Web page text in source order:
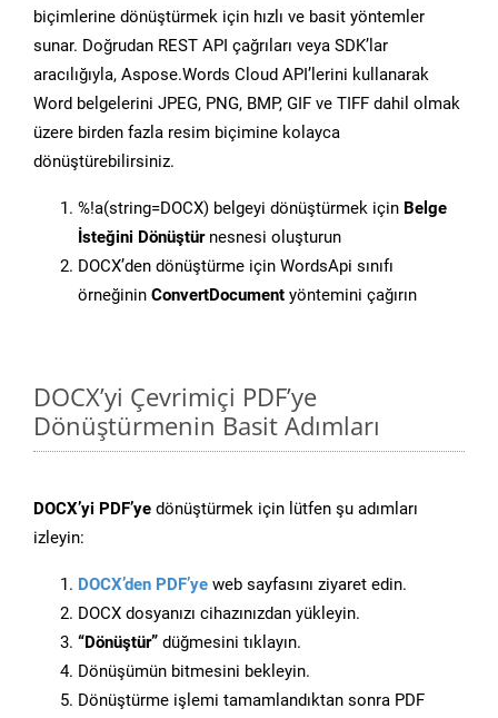
biçimlerine dönüştürmek için hızlı ve basit yöntemler
sunar. Doğrudan REST API çağrıları veya SDK’lar
aracılığıyla, Aspose.Words Cloud API’lerini kullanarak
Word belgelerini JPEG, PNG, BMP, GIF ve TIFF dahil olmak
üzere birden fazla resim biçimine kolayca
dönüştürebilirsiniz.
%!a(string=DOCX) belgeyi dönüştürmek için Belge
İsteğini Dönüştürnesnesi oluşturun
DOCX’den dönüştürme için WordsApi sınıfı
örneğinin ConvertDocument yöntemini çağırın
DOCX’yi Çevrimiçi PDF’ye
Dönüştürmenin Basit Adımları
DOCX’yi PDF’ye dönüştürmek için lütfen şu adımları
izleyin:
DOCX’den PDF’ye web sayfasını ziyaret edin.
DOCX dosyanızı cihazınızdan yükleyin.
“Dönüştür” düğmesini tıklayın.
Dönüşümün bitmesini bekleyin.
Dönüştürme işlemi tamamlandıktan sonra PDF